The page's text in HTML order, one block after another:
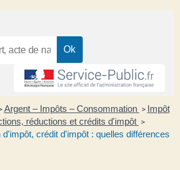
Argent – Impôts – Consommation > Impôt
réductions et crédits d'impôt >
crédit d'impôt : quelles différences